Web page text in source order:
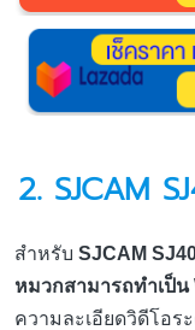
2. SJCAM
สำหรับ SJCAM
หมวกสามารถทำเป็น
ความละเอียดวิดีโอร